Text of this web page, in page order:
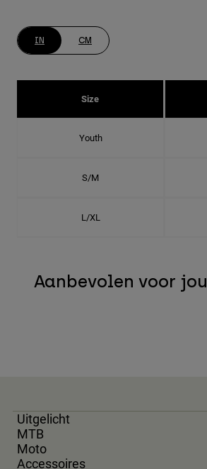
IN CM
Size
Youth
S/M
L/XL
Aanbevolen voor jou
Uitgelicht
MTB
Moto
Accessoires